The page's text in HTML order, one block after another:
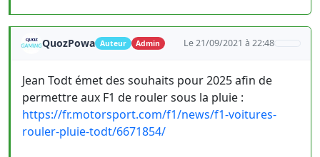
QuozPowa Auteur Admin Le 21/09/2021 à 22:48
Jean Todt émet des souhaits pour 2025 afin de
permettre aux F1 de rouler sous la pluie :
https://fr.motorsport.com/f1/news/f1-voitures-
rouler-pluie-todt/6671854/